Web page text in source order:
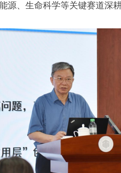
、生命科学等关键赛道深